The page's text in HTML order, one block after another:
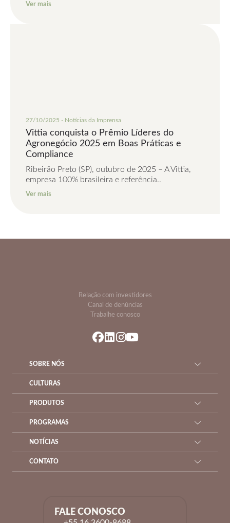
Ver mais
27/10/2025 - Notícias da Imprensa
Vittia conquista o Prêmio Líderes do
Agronegócio 2025 em Boas Práticas e
Compliance
Ribeirão Preto (SP), outubro de 2025 – A Vittia,
empresa 100% brasileira e referência..
Ver mais
Relação com investidores
Canal de denúncias
Trabalhe conosco
SOBRE NÓS
CULTURAS
PRODUTOS
PROGRAMAS
NOTÍCIAS
CONTATO
FALE CONOSCO